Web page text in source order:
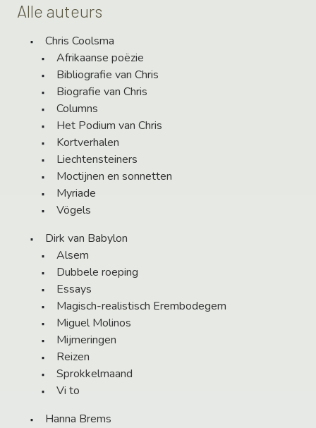
Alle auteurs
Chris Coolsma
Afrikaanse poëzie
Bibliografie van Chris
Biografie van Chris
Columns
Het Podium van Chris
Kortverhalen
Liechtensteiners
Moctijnen en sonnetten
Myriade
Vögels
Dirk van Babylon
Alsem
Dubbele roeping
Essays
Magisch-realistisch Erembodegem
Miguel Molinos
Mijmeringen
Reizen
Sprokkelmaand
Vi to
Hanna Brems